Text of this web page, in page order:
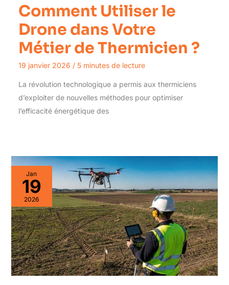
Comment Utiliser le
Drone dans Votre
Métier de Thermicien ?
19 janvier 2026 / 5 minutes de lecture
La révolution technologique a permis aux thermiciens
d’exploiter de nouvelles méthodes pour optimiser
l’efficacité énergétique des
Jan
19
2026